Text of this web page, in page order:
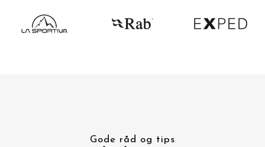
Gode råd og tips